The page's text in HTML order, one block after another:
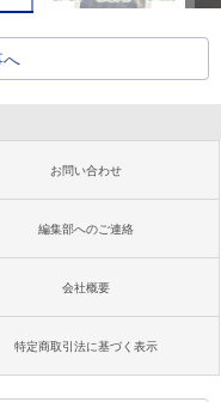
へ
お問い合わせ
編集部へのご連絡
会社概要
特定商取引法に基づく表示